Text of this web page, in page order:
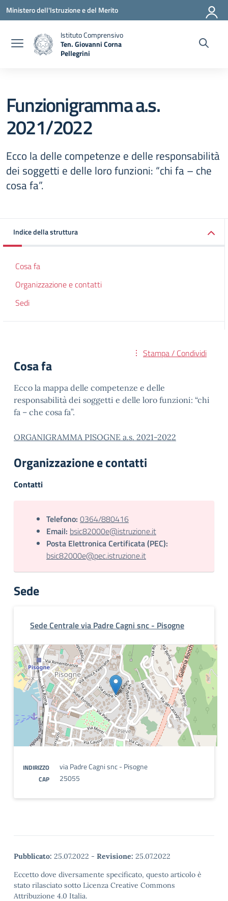
Vai ai contenuti
Vai al menu di navigazione
Vai al footer
Ministero dell'Istruzione e del Merito
Istituto Comprensivo
Ten. Giovanni Corna
Pellegrini
Funzionigramma a.s.
2021/2022
Ecco la delle competenze e delle responsabilità
dei soggetti e delle loro funzioni: “chi fa – che
cosa fa”.
Indice della struttura
Cosa fa
Organizzazione e contatti
Sedi
Stampa / Condividi
Cosa fa
Ecco la mappa delle competenze e delle
responsabilità dei soggetti e delle loro funzioni: “chi
fa – che cosa fa”.
ORGANIGRAMMA PISOGNE a.s. 2021-2022
Organizzazione e contatti
Contatti
Telefono: 0364/880416
Email: bsic82000e@istruzione.it
Posta Elettronica Certificata (PEC):
bsic82000e@pec.istruzione.it
Sede
Sede Centrale via Padre Cagni snc - Pisogne
INDIRIZZO via Padre Cagni snc - Pisogne
CAP 25055
Pubblicato: 25.07.2022 - Revisione: 25.07.2022
Eccetto dove diversamente specificato, questo articolo è
stato rilasciato sotto Licenza Creative Commons
Attribuzione 4.0 Italia.